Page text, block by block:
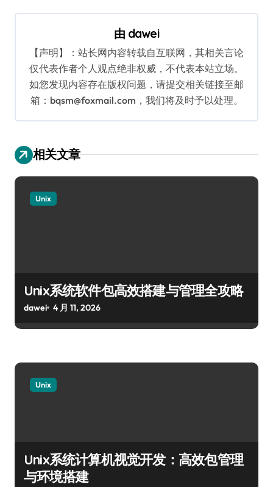
导
由 dawei
【声明】：站长网内容转载自互联网，其相关言论
仅代表作者个人观点绝非权威，不代表本站立场。
如您发现内容存在版权问题，请提交相关链接至邮
箱：bqsm@foxmail.com，我们将及时予以处理。
相关文章
Unix
Unix系统软件包高效搭建与管理全攻略
dawei 4 月 11, 2026
Unix
Unix系统计算机视觉开发：高效包管理
与环境搭建